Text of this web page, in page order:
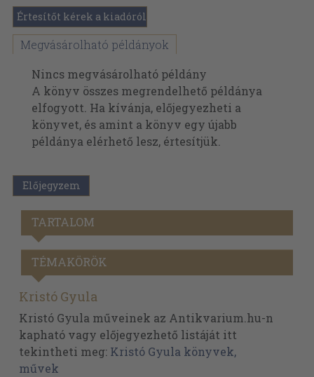
Értesítőt kérek a kiadóról
Megvásárolható példányok
Nincs megvásárolható példány
A könyv összes megrendelhető példánya
elfogyott. Ha kívánja, előjegyezheti a
könyvet, és amint a könyv egy újabb
példánya elérhető lesz, értesítjük.
Előjegyzem
TARTALOM
TÉMAKÖRÖK
Kristó Gyula
Kristó Gyula műveinek az Antikvarium.hu-n
kapható vagy előjegyezhető listáját itt
tekintheti meg: Kristó Gyula könyvek,
művek